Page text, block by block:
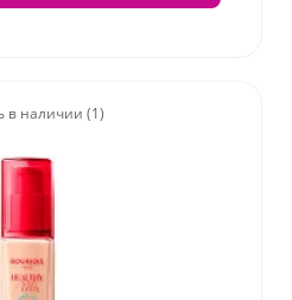
в наличии (1)